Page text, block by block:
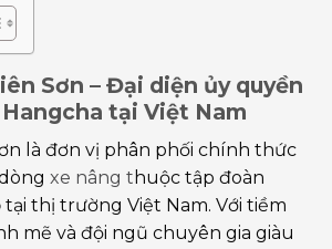
Sơn – Đại diện ủy quyền
tại Việt Nam
là đơn vị phân phối chính thức
xe nâng t huộc tập đoàn
tại thị trường Việt Nam. Với tiềm
mẽ và đội ngũ chuyên gia giàu